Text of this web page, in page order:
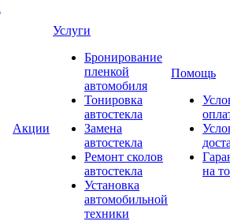
Акции
Услуги
Бронирование
пленкой
автомобиля
Тонировка
автостекла
Замена
автостекла
Ремонт сколов
автостекла
Установка
автомобильной
техники
Помощь
на